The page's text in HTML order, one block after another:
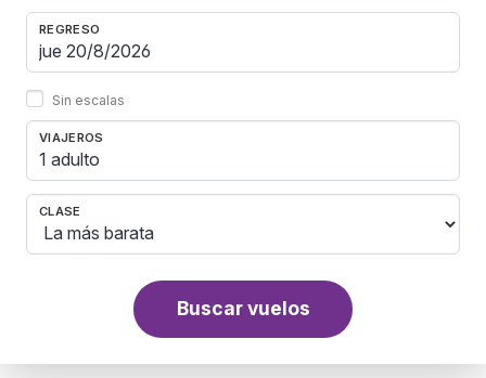
REGRESO
Sin escalas
VIAJEROS
1 adulto
CLASE
Buscar vuelos